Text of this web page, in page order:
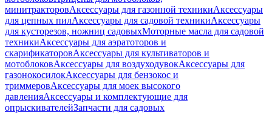
минитракторовАксессуары для газонной техникиАксессуары
для цепных пилАксессуары для садовой техникиАксессуары
для кусторезов, ножниц садовыхМоторные масла для садовой
техникиАксессуары для аэратоторов и
скарификаторовАксессуары для культиваторов и
мотоблоковАксессуары для воздуходувокАксессуары для
газонокосилокАксессуары для бензокос и
триммеровАксессуары для моек высокого
давленияАксессуары и комплектующие для
опрыскивателейЗапчасти для садовых